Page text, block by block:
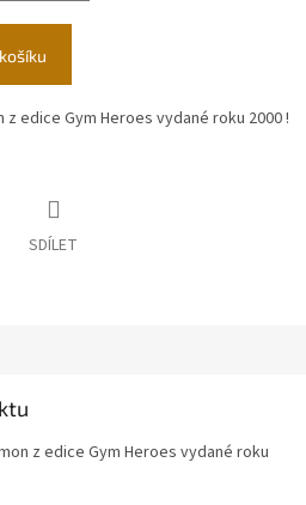
edice Gym Heroes vydané roku 2000 !
SDÍLET
z edice Gym Heroes vydané roku